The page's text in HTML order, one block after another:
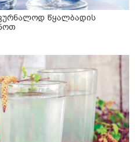
წყალბადის